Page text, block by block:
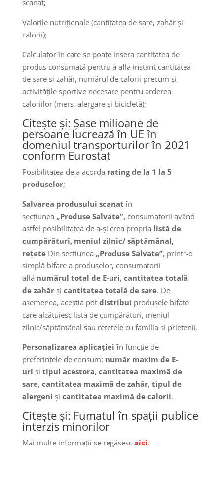
scanat;
Valorile nutriționale (cantitatea de sare, zahăr și
calorii);
Calculator în care se poate insera cantitatea de
produs consumată pentru a afla instant cantitatea
de sare si zahăr, numărul de calorii precum și
activitățile sportive necesare pentru arderea
caloriilor (mers, alergare și bicicletă);
Citește și: Șase milioane de
persoane lucrează în UE în
domeniul transporturilor în 2021
conform Eurostat
Posibilitatea de a acorda rating de la 1 la 5
produselor;
Salvarea produsului scanatîn
secțiunea „Produse Salvate”,consumatorii având
astfel posibilitatea de a-și crea propria listă de
cumpărături, meniul zilnic/ săptămânal,
rețeteDin secțiunea „Produse Salvate”,printr-o
simplă bifare a produselor, consumatorii
află numărul total de E-uri, cantitatea totală
de zahărși cantitatea totală de sare. De
asemenea, aceștia potdistribui produsele bifate
care alcătuiesc lista de cumpărături, meniul
zilnic/săptămânal sau retetele cu familia si prietenii.
Personalizarea aplicației în funcție de
preferințele de consum: număr maxim de E-
uri și tipul acestora, cantitatea maximă de
sare, cantitatea maximă de zahăr, tipul de
alergeni și cantitatea maximă de calorii.
Citește și: Fumatul în spații publice
interzis minorilor
Mai multe informații se regăsesc aici.